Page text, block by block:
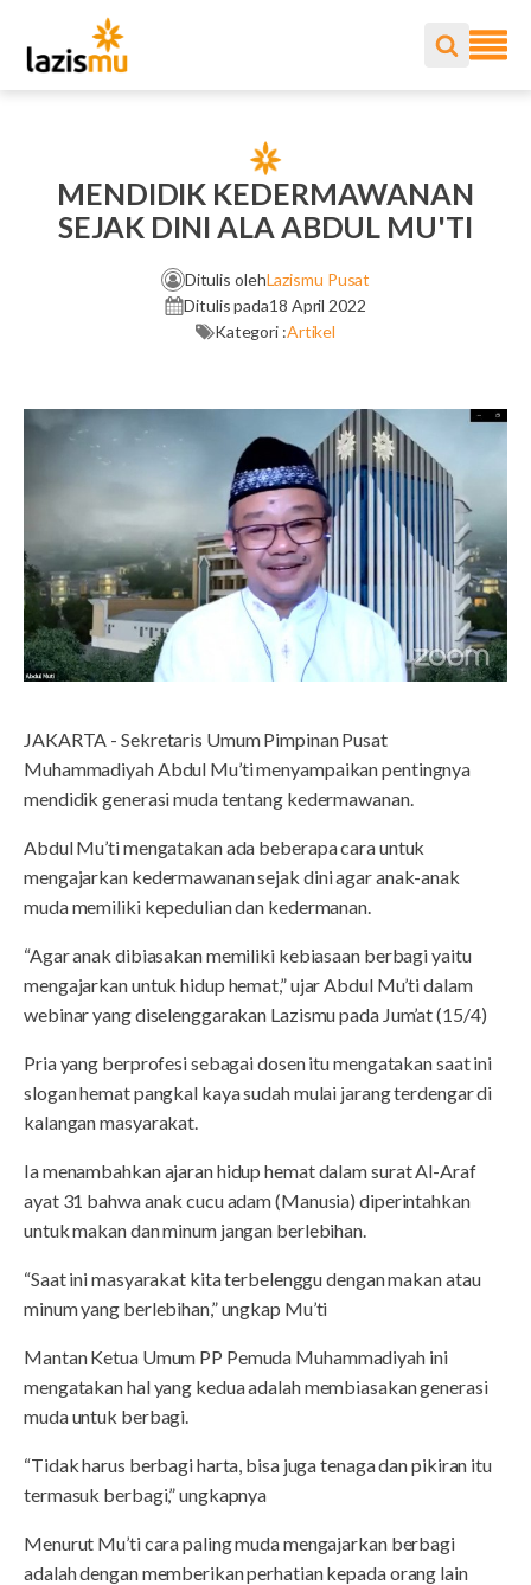
MENDIDIK KEDERMAWANAN
SEJAK DINI ALA ABDUL MU'TI
Ditulis olehLazismu Pusat
Ditulis pada18 April 2022
Kategori :Artikel
JAKARTA - Sekretaris Umum Pimpinan Pusat
Muhammadiyah Abdul Mu’ti menyampaikan pentingnya
mendidik generasi muda tentang kedermawanan.
Abdul Mu’ti mengatakan ada beberapa cara untuk
mengajarkan kedermawanan sejak dini agar anak-anak
muda memiliki kepedulian dan kedermanan.
“Agar anak dibiasakan memiliki kebiasaan berbagi yaitu
mengajarkan untuk hidup hemat,” ujar Abdul Mu’ti dalam
webinar yang diselenggarakan Lazismu pada Jum’at (15/4)
Pria yang berprofesi sebagai dosen itu mengatakan saat ini
slogan hemat pangkal kaya sudah mulai jarang terdengar di
kalangan masyarakat.
Ia menambahkan ajaran hidup hemat dalam surat Al-Araf
ayat 31 bahwa anak cucu adam (Manusia) diperintahkan
untuk makan dan minum jangan berlebihan.
“Saat ini masyarakat kita terbelenggu dengan makan atau
minum yang berlebihan,” ungkap Mu’ti
Mantan Ketua Umum PP Pemuda Muhammadiyah ini
mengatakan hal yang kedua adalah membiasakan generasi
muda untuk berbagi.
“Tidak harus berbagi harta, bisa juga tenaga dan pikiran itu
termasuk berbagi,” ungkapnya
Menurut Mu’ti cara paling muda mengajarkan berbagi
adalah dengan memberikan perhatian kepada orang lain